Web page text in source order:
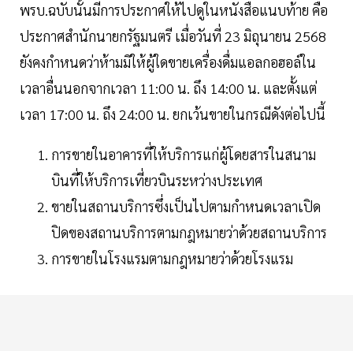
พรบ.ฉบับนั้นมีการประกาศให้ไปดูในหนังสือแนบท้าย คือ
ประกาศสำนักนายกรัฐมนตรี เมื่อวันที่ 23 มิถุนายน 2568
ยังคงกำหนดว่าห้ามมิให้ผู้ใดขายเครื่องดื่มแอลกอฮอล์ใน
เวลาอื่นนอกจากเวลา 11:00 น. ถึง 14:00 น. และตั้งแต่
เวลา 17:00 น. ถึง 24:00 น. ยกเว้นขายในกรณีดังต่อไปนี้
การขายในอาคารที่ให้บริการแก่ผู้โดยสารในสนาม
บินที่ให้บริการเที่ยวบินระหว่างประเทศ
ขายในสถานบริการซึ่งเป็นไปตามกำหนดเวลาเปิด
ปิดของสถานบริการตามกฎหมายว่าด้วยสถานบริการ
การขายในโรงแรมตามกฎหมายว่าด้วยโรงแรม